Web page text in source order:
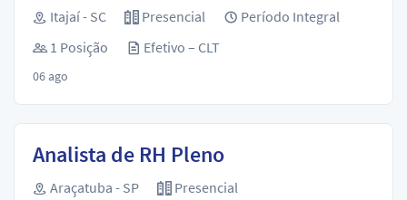
Itajaí - SC Presencial
Período Integral
1 Posição
Efetivo – CLT
06 ago
Analista de RH Pleno
Araçatuba - SP
Presencial